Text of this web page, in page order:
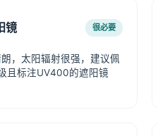
镜 很必要
，太阳辐射很强，建议佩
且标注UV400的遮阳镜